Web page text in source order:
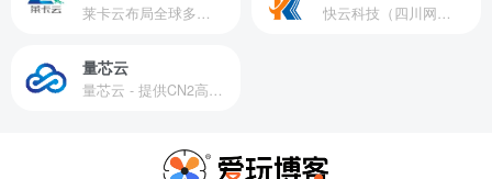
莱卡云布局全球多个地理区域。提供服务有：境外云服务器、国内云服务器、独立服务器、服务器托管、CDN、SSL证书、游戏服务器等业务。 快云科技（四川网联快云科技有限公司）成立于2021年，主营互联网业务平台服务提供商。公司专注为用户提供低价高性能云计算产品，致力于云计算应用的易用性开发，并引导云计算在国内普及
量芯云
量芯云 - 提供CN2高速香港美国云服务器&专业高防服务器租用等云服务器供应商